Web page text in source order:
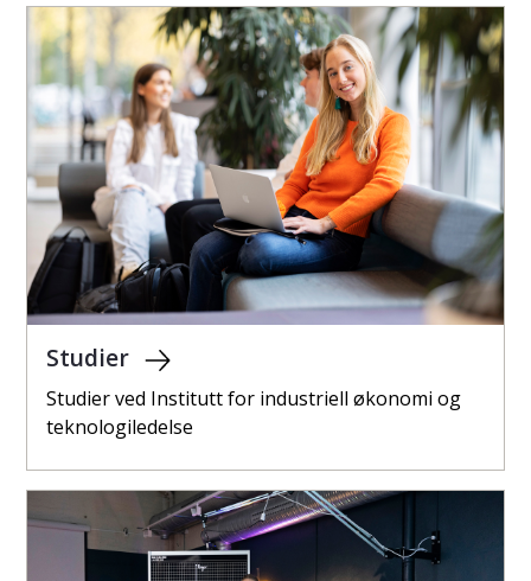
Studier
Studier ved Institutt for industriell økonomi og
teknologiledelse